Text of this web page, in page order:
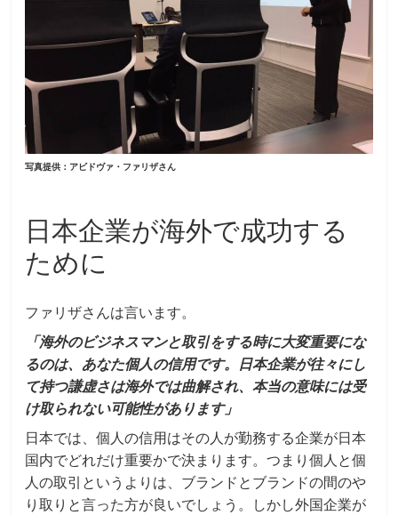
写真提供：アビドヴァ・ファリザさん
日本企業が海外で成功する
ために
ファリザさんは言います。
「海外のビジネスマンと取引をする時に大変重要にな
るのは、あなた個人の信用です。日本企業が往々にし
て持つ謙虚さは海外では曲解され、本当の意味には受
け取られない可能性があります」
日本では、個人の信用はその人が勤務する企業が日本
国内でどれだけ重要かで決まります。つまり個人と個
人の取引というよりは、ブランドとブランドの間のや
り取りと言った方が良いでしょう。しかし外国企業が